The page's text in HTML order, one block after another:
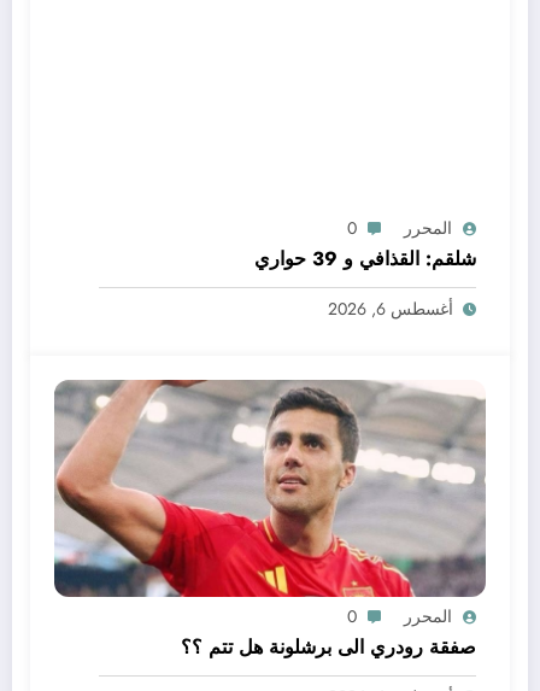
المحرر 0
شلقم: القذافي و 39 حواري
أغسطس 6, 2026
المحرر 0
صفقة رودري الى برشلونة هل تتم ؟؟